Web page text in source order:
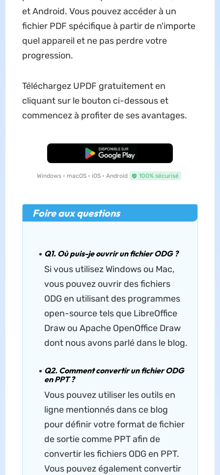
et Android. Vous pouvez accéder à un
fichier PDF spécifique à partir de n'importe
quel appareil et ne pas perdre votre
progression.
Téléchargez UPDF gratuitement en
cliquant sur le bouton ci-dessous et
commencez à profiter de ses avantages.
TÉLÉCHARGER
Windows • macOS • iOS • Android 100% sécurisé
Foire aux questions
Q1. Où puis-je ouvrir un fichier ODG ?
Si vous utilisez Windows ou Mac,
vous pouvez ouvrir des fichiers
ODG en utilisant des programmes
open-source tels que LibreOffice
Draw ou Apache OpenOffice Draw
dont nous avons parlé dans le blog.
Q2. Comment convertir un fichier ODG
en PPT ?
Vous pouvez utiliser les outils en
ligne mentionnés dans ce blog
pour définir votre format de fichier
de sortie comme PPT afin de
convertir les fichiers ODG en PPT.
Vous pouvez également convertir